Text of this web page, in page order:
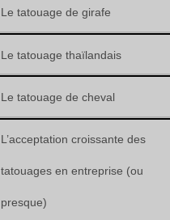
Le tatouage de girafe
Le tatouage thaïlandais
Le tatouage de cheval
L’acceptation croissante des
tatouages en entreprise (ou
presque)